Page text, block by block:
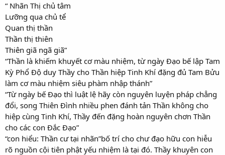
“ Nhãn Thị chủ tâm
Lưỡng qua chủ tể
Quan thị thần
Thần thị thiên
Thiên giã ngã giã”
“Thần là khiếm khuyết cơ màu nhiệm, từ ngày Đạo bế lập Tam
Kỳ Phổ Độ duy Thầy cho Thần hiệp Tinh Khí đặng đủ Tam Bửu
làm cơ màu nhiệm siêu phàm nhập thánh”
“Từ ngày bế Đạo thì luật lệ hãy còn nguyên luyện pháp chẳng
đổi, song Thiên Đình nhiều phen đánh tản Thần không cho
hiệp cùng Tinh Khí, Thầy đến đặng hoàn nguyên chơn Thần
cho các con Đắc Đạo”
“con hiểu: Thần cư tại nhãn”bố trí cho chư đạo hữu con hiễu
rõ nguồn cội tiên phật yếu nhiệm là tại đó. Thầy khuyên con